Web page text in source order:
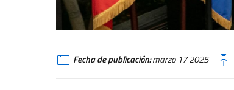
Fecha de publicación:marzo 17 2025